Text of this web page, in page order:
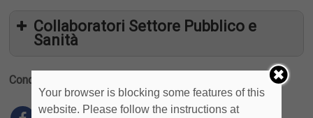
Collaboratori Settore Pubblico e
Sanità
Condividi
Your browser is blocking some features of this
website. Please follow the instructions at